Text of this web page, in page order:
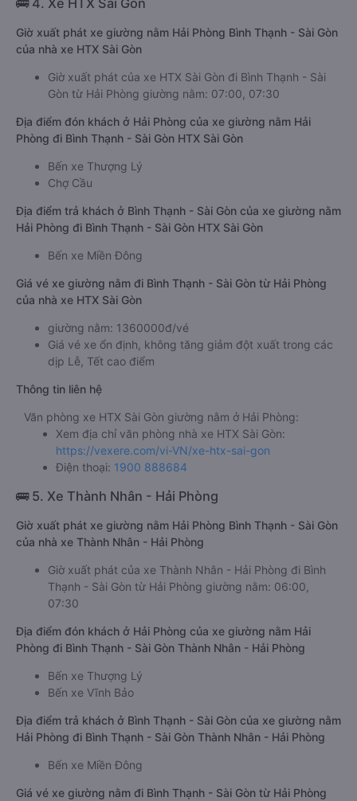
🚌 4. Xe HTX Sài Gòn
Giờ xuất phát xe giường nằm Hải Phòng Bình Thạnh - Sài Gòn
của nhà xe HTX Sài Gòn
Giờ xuất phát của xe HTX Sài Gòn đi Bình Thạnh - Sài
Gòn từ Hải Phòng giường nằm: 07:00, 07:30
Địa điểm đón khách ở Hải Phòng của xe giường nằm Hải
Phòng đi Bình Thạnh - Sài Gòn HTX Sài Gòn
Bến xe Thượng Lý
Chợ Cầu
Địa điểm trả khách ở Bình Thạnh - Sài Gòn của xe giường nằm
Hải Phòng đi Bình Thạnh - Sài Gòn HTX Sài Gòn
Bến xe Miền Đông
Giá vé xe giường nằm đi Bình Thạnh - Sài Gòn từ Hải Phòng
của nhà xe HTX Sài Gòn
giường nằm: 1360000đ/vé
Giá vé xe ổn định, không tăng giảm đột xuất trong các
dịp Lễ, Tết cao điểm
Thông tin liên hệ
Văn phòng xe HTX Sài Gòn giường nằm ở Hải Phòng:
Xem địa chỉ văn phòng nhà xe HTX Sài Gòn:
https://vexere.com/vi-VN/xe-htx-sai-gon
Điện thoại: 1900 888684
🚌 5. Xe Thành Nhân - Hải Phòng
Giờ xuất phát xe giường nằm Hải Phòng Bình Thạnh - Sài Gòn
của nhà xe Thành Nhân - Hải Phòng
Giờ xuất phát của xe Thành Nhân - Hải Phòng đi Bình
Thạnh - Sài Gòn từ Hải Phòng giường nằm: 06:00,
07:30
Địa điểm đón khách ở Hải Phòng của xe giường nằm Hải
Phòng đi Bình Thạnh - Sài Gòn Thành Nhân - Hải Phòng
Bến xe Thượng Lý
Bến xe Vĩnh Bảo
Địa điểm trả khách ở Bình Thạnh - Sài Gòn của xe giường nằm
Hải Phòng đi Bình Thạnh - Sài Gòn Thành Nhân - Hải Phòng
Bến xe Miền Đông
Giá vé xe giường nằm đi Bình Thạnh - Sài Gòn từ Hải Phòng